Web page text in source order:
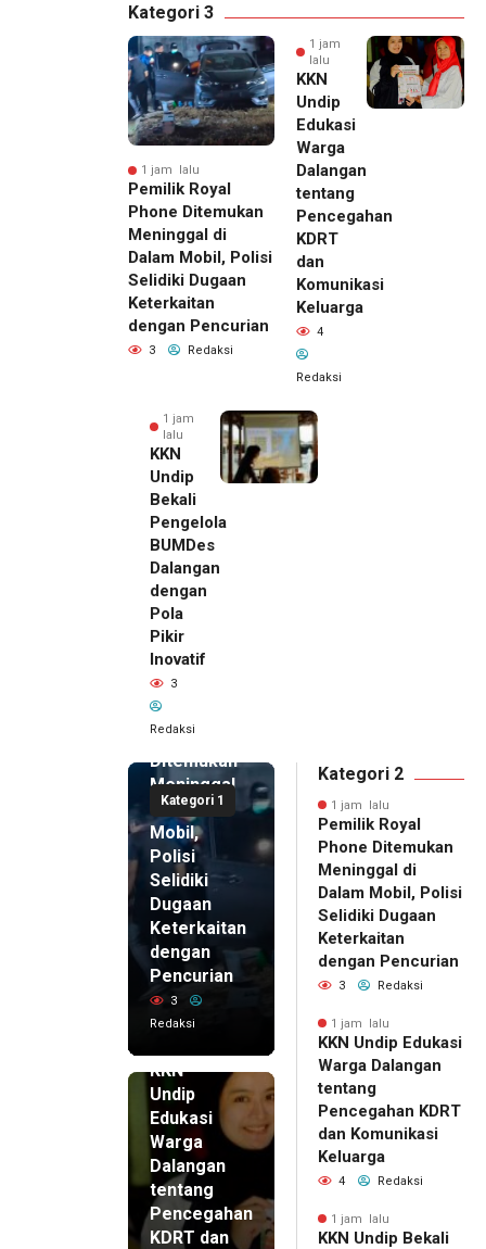
Kategori 3
1 jam lalu
Pemilik Royal
Phone Ditemukan
Meninggal di
Dalam Mobil, Polisi
Selidiki Dugaan
Keterkaitan
dengan Pencurian
3 Redaksi
1 jam
lalu
KKN
Undip
Edukasi
Warga
Dalangan
tentang
Pencegahan
KDRT
dan
Komunikasi
Keluarga
4
Redaksi
1 jam
lalu
KKN
Undip
Bekali
Pengelola
BUMDes
Dalangan
dengan
Pola
Pikir
Inovatif
3
Redaksi
Kategori 1
1 jam lalu
Pemilik
Royal
Phone
Ditemukan
Meninggal
di Dalam
Mobil,
Polisi
Selidiki
Dugaan
Keterkaitan
dengan
Pencurian
3
Redaksi
KKN
Undip
Edukasi
Warga
Dalangan
tentang
Pencegahan
KDRT dan
Kategori 2
1 jam lalu
Pemilik Royal
Phone Ditemukan
Meninggal di
Dalam Mobil, Polisi
Selidiki Dugaan
Keterkaitan
dengan Pencurian
3 Redaksi
1 jam lalu
KKN Undip Edukasi
Warga Dalangan
tentang
Pencegahan KDRT
dan Komunikasi
Keluarga
4 Redaksi
1 jam lalu
KKN Undip Bekali